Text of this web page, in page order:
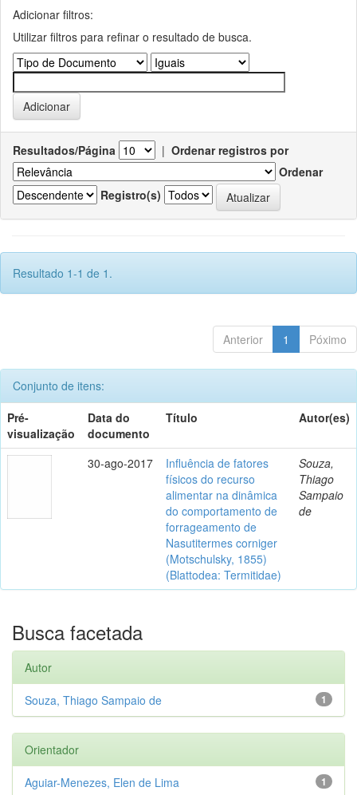
Adicionar filtros:
Utilizar filtros para refinar o resultado de busca.
Resultados/Página | Ordenar registros por
Ordenar
Registro(s)
Resultado 1-1 de 1.
Anterior 1 Póximo
Conjunto de itens:
Pré-
visualização
Data do
documento
Título Autor(es)
30-ago-2017
Influência de fatores
físicos do recurso
alimentar na dinâmica
do comportamento de
forrageamento de
Nasutitermes corniger
(Motschulsky, 1855)
(Blattodea: Termitidae)
Souza,
Thiago
Sampaio
de
Busca facetada
Autor
1
Souza, Thiago Sampaio de
Orientador
1
Aguiar-Menezes, Elen de Lima